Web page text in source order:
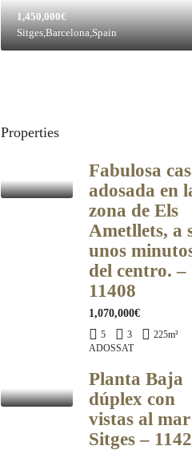
1,450,000€
Sitges,Barcelona,Spain
Properties
Fabulosa
adosada en
zona de Els
Ametllets, a
unos
del centro. –
11408
1,070,000€
5 3 225m²
ADOSSAT
Planta Baja
dúplex con
vistas al
Sitges –